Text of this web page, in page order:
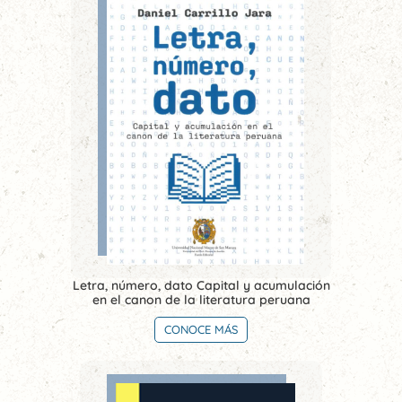
Letra, número, dato Capital y acumulación
en el canon de la literatura peruana
CONOCE MÁS